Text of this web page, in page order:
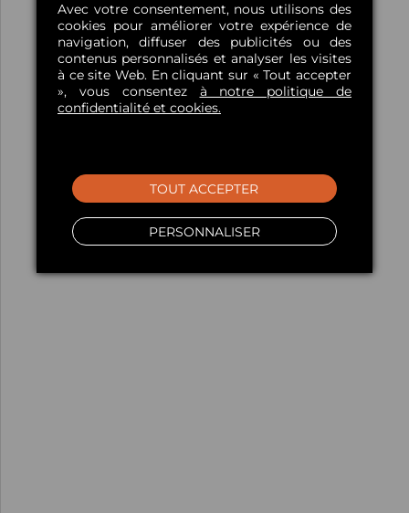
Avec votre consentement, nous utilisons des
cookies pour améliorer votre expérience de
navigation, diffuser des publicités ou des
contenus personnalisés et analyser les visites
à ce site Web. En cliquant sur « Tout accepter
», vous consentez à notre politique de
confidentialité et cookies.
PERSONNALISER
TOUT ACCEPTER